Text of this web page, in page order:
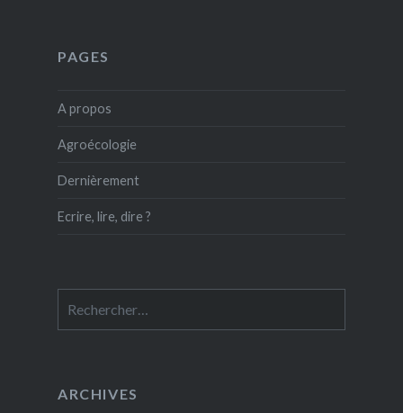
PAGES
A propos
Agroécologie
Dernièrement
Ecrire, lire, dire ?
ARCHIVES